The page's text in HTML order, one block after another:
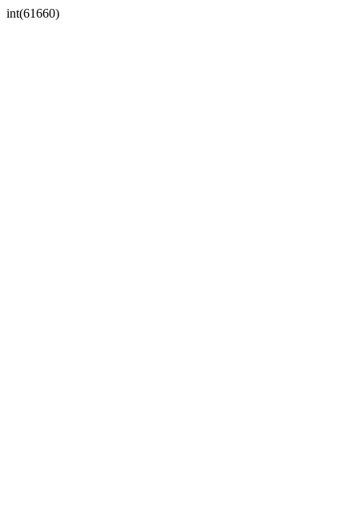
int(61660)